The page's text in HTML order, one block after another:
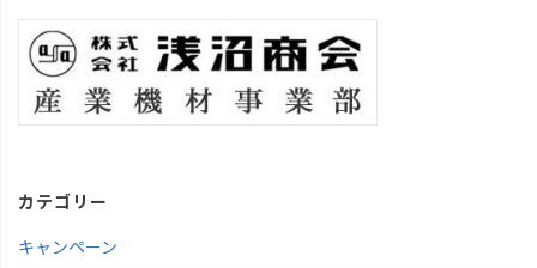
カテゴリー
キャンペーン